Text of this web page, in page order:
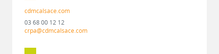
cdmcalsace.com
03 68 00 12 12
crpa@cdmcalsace.com